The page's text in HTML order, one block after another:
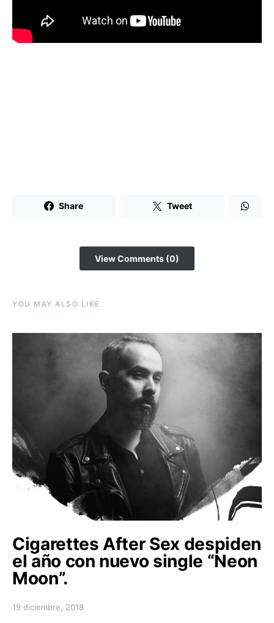
Share Tweet
View Comments (0)
YOU MAY ALSO LIKE
Cigarettes After Sex despiden
el año con nuevo single “Neon
Moon”.
Posted on
19 diciembre, 2018